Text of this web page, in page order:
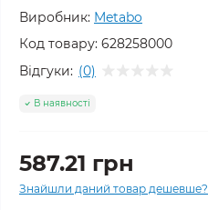
Виробник: Metabo
Код товару: 628258000
Відгуки: (0)
В наявності
587.21 грн
Знайшли даний товар дешевше?